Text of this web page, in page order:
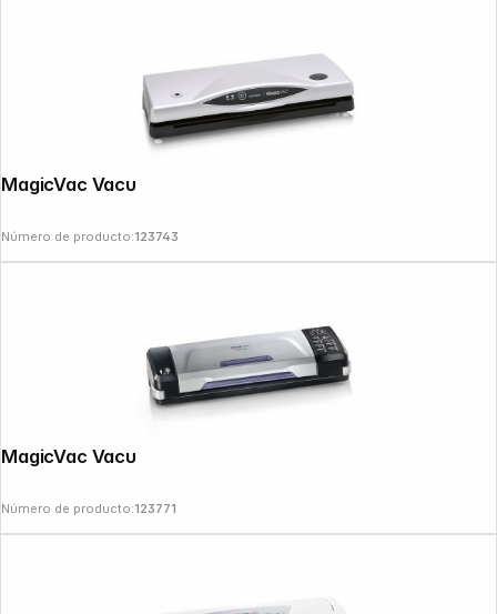
MagicVac Vacuum Machine Futura
Número de producto:123743
MagicVac Vacuum Machine Perfetta
Número de producto:123771